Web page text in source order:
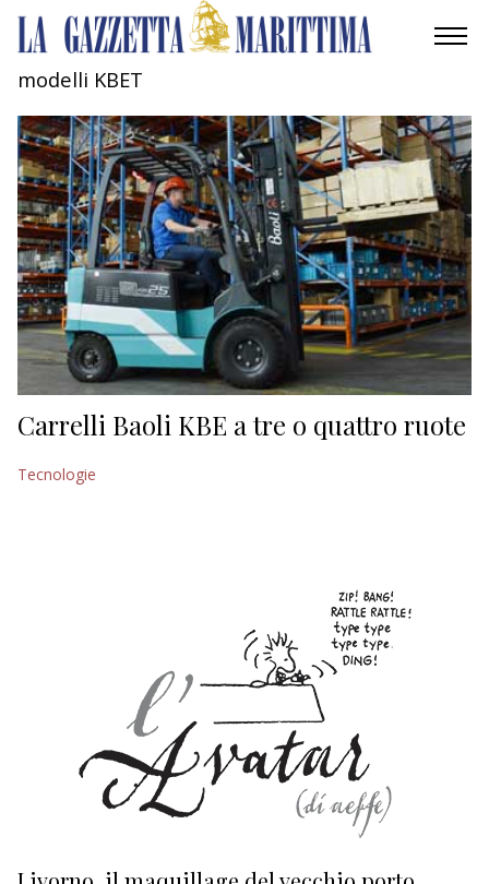
MOBILITÀ
INDUSTRIA
RICERCA
ECONOMIA
TURISMO
CULTURA
NAUTICA
modelli KBET
Carrelli Baoli KBE a tre o quattro ruote
Tecnologie